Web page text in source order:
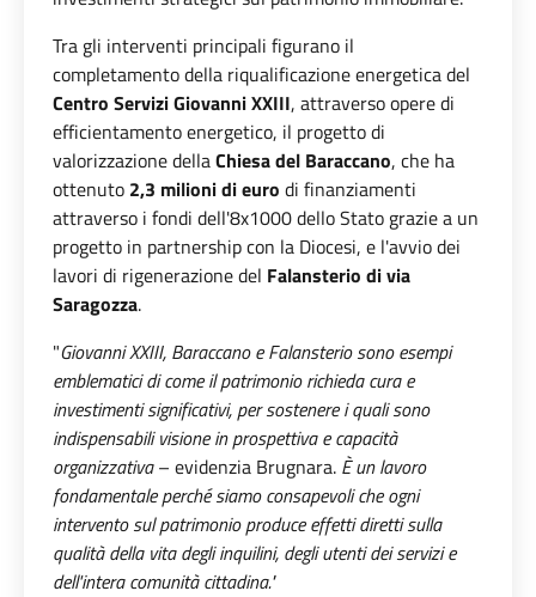
Tra gli interventi principali figurano il
completamento della riqualificazione energetica del
Centro Servizi Giovanni XXIII, attraverso opere di
efficientamento energetico, il progetto di
valorizzazione dellaChiesa del Baraccano, che ha
ottenuto 2,3 milioni di euro di finanziamenti
attraverso i fondi dell'8x1000 dello Stato grazie a un
progetto in partnership con la Diocesi, e l'avvio dei
lavori di rigenerazione del Falansterio di via
Saragozza.
"Giovanni XXIII, Baraccano e Falansterio sono esempi
emblematici di come il patrimonio richieda cura e
investimenti significativi, per sostenere i quali sono
indispensabili visione in prospettiva e capacità
organizzativa– evidenzia Brugnara. È un lavoro
fondamentale perché siamo consapevoli che ogni
intervento sul patrimonio produce effetti diretti sulla
qualità della vita degli inquilini, degli utenti dei servizi e
dell'intera comunità cittadina."